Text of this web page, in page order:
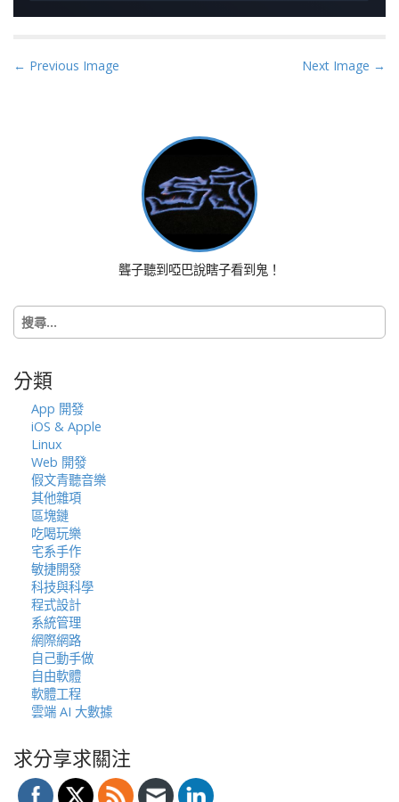
P
i
o
n
← Previous Image Next Image →
聾子聽到啞巴說瞎子看到鬼！
搜
尋
字:
分類
App 開發
iOS & Apple
Linux
Web 開發
假文青聽音樂
其他雜項
區塊鏈
吃喝玩樂
宅系手作
敏捷開發
科技與科學
程式設計
系統管理
網際網路
自己動手做
自由軟體
軟體工程
雲端 AI 大數據
求分享求關注